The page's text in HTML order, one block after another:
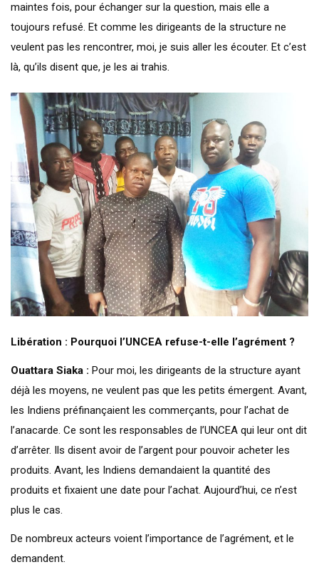
maintes fois, pour échanger sur la question, mais elle a
toujours refusé. Et comme les dirigeants de la structure ne
veulent pas les rencontrer, moi, je suis aller les écouter. Et c’est
là, qu’ils disent que, je les ai trahis.
Libération : Pourquoi l’UNCEA refuse-t-elle l’agrément ?
Ouattara Siaka : Pour moi, les dirigeants de la structure ayant
déjà les moyens, ne veulent pas que les petits émergent. Avant,
les Indiens préfinançaient les commerçants, pour l’achat de
l’anacarde. Ce sont les responsables de l’UNCEA qui leur ont dit
d’arrêter. Ils disent avoir de l’argent pour pouvoir acheter les
produits. Avant, les Indiens demandaient la quantité des
produits et fixaient une date pour l’achat. Aujourd’hui, ce n’est
plus le cas.
De nombreux acteurs voient l’importance de l’agrément, et le
demandent.